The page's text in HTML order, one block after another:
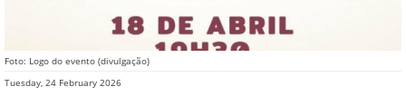
Foto: Logo do evento (divulgação)
Tuesday, 24 February 2026